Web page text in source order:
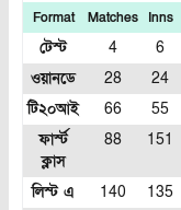
Format Matches Inns
টেস্ট 4 6
ওয়ানডে
28 24
টি২০আই
66 55
ফার্স্ট
ক্লাস
88 151
লিস্ট এ 140 135